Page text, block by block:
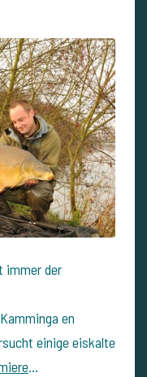
immer der
en
einige eiskalte
…